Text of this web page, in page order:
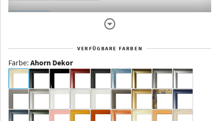
Dakota -
Rahmenloser
VERFÜGBARE FARBEN
Farbe: Ahorn Dekor